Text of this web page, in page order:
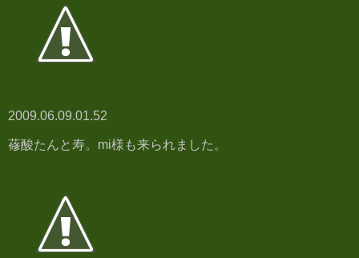
2009.06.09.01.52
蓚酸たんと寿。mi様も来られました。